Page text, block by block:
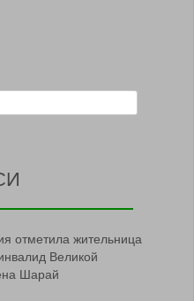
отметила жительница
Великой
Шарай